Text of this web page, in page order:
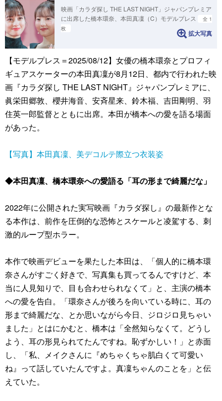
映画「カラダ探し THE LAST NIGHT」ジャパンプレミア
に出席した橋本環奈、本田真凜（C）モデルプレス
全 1
枚
拡大写真
【モデルプレス＝2025/08/12】女優の橋本環奈とプロフィ
ギュアスケーターの本田真凜が8月12日、都内で行われた映
画『カラダ探し THE LAST NIGHT』ジャパンプレミアに、
眞栄田郷敦、櫻井海音、安斉星来、鈴木福、吉田剛明、羽
住英一郎監督とともに出席。本田が橋本への愛を語る場面
があった。
【写真】本田真凜、美デコルテ際立つ衣装姿
◆本田真凜、橋本環奈への愛語る「耳の形まで綺麗だな」
2022年に公開された実写映画『カラダ探し』の最新作とな
る本作は、前作を圧倒的な恐怖とスケールと凌駕する、刺
激的ループ型ホラー。
本作で映画デビューを果たした本田は、「個人的に橋本環
奈さんがすごく好きで、写真集も買ってるんですけど、本
当に人見知りで、目も合わせられなくて」と、主演の橋本
への愛を告白。「環奈さんが後ろを向いている時に、耳の
形まで綺麗だな、とか思いながら今日、ジロジロ見ちゃい
ました」とはにかむと、橋本は「全然知らなくて。どうし
よう、耳の形見られてたんですね。恥ずかしい！」と赤面
し、「私、メイクさんに『めちゃくちゃ肌白くて可愛い
ね』って話していたんですよ。真凜ちゃんのことを」と伝
えていた。